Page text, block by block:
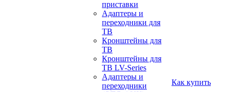
приставки
Адаптеры и
переходники для
ТВ
Кронштейны для
ТВ
Кронштейны для
ТВ LV-Series
Адаптеры и
переходники
Как купить